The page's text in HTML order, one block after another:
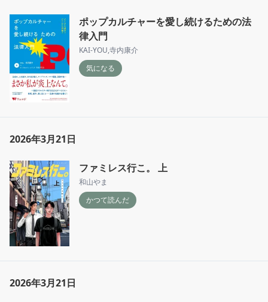
ポップカルチャーを愛し続けるための法
律入門
KAI-YOU,寺内康介
気になる
2026年3月21日
ファミレス行こ。 上
和山やま
かつて読んだ
2026年3月21日